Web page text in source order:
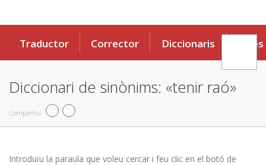
Traductor Corrector Diccionaris Eines
Diccionari de sinònims: «tenir raó»
Compartiu
Introduïu la paraula que voleu cercar i feu clic en el botó de